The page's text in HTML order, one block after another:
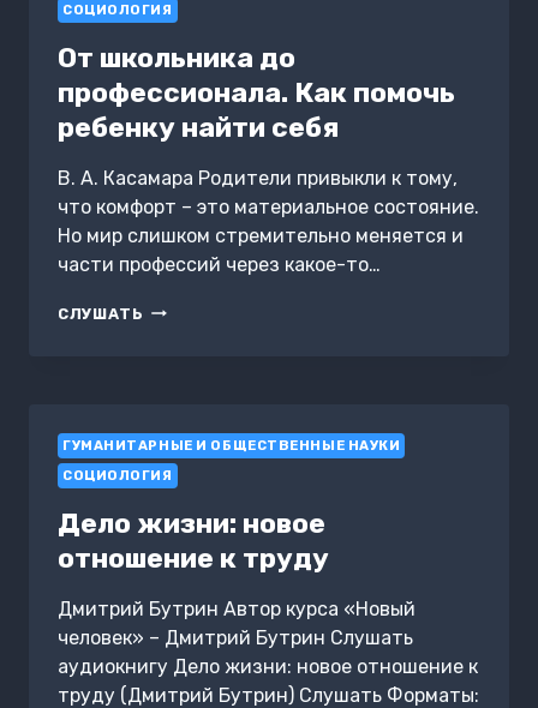
СОЦИОЛОГИЯ
От школьника до
профессионала. Как помочь
ребенку найти себя
В. А. Касамара Родители привыкли к тому,
что комфорт – это материальное состояние.
Но мир слишком стремительно меняется и
части профессий через какое-то…
СЛУШАТЬ ОТ
РЕБЕНКУ
НАЙТИ
СЕБЯ
ГУМАНИТАРНЫЕ И ОБЩЕСТВЕННЫЕ НАУКИ
СОЦИОЛОГИЯ
Дело жизни: новое
отношение к труду
Дмитрий Бутрин Автор курса «Новый
человек» – Дмитрий Бутрин Слушать
аудиокнигу Дело жизни: новое отношение к
труду (Дмитрий Бутрин) Слушать Форматы: